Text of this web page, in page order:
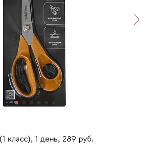
класс), 1 день, 289 руб.